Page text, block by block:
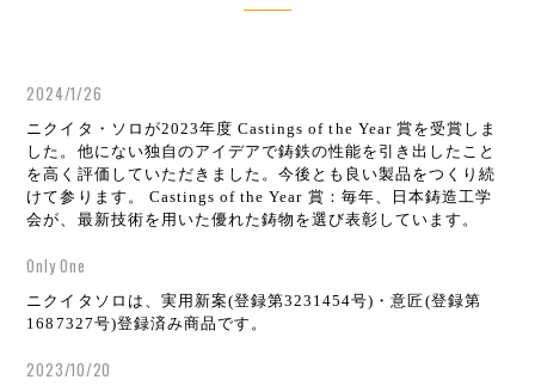
2024/1/26
ニクイタ・ソロが2023年度 Castings of the Year 賞を受賞しま
した。他にない独自のアイデアで鋳鉄の性能を引き出したこと
を高く評価していただきました。今後とも良い製品をつくり続
けて参ります。 Castings of the Year 賞：毎年、日本鋳造工学
会が、最新技術を用いた優れた鋳物を選び表彰しています。
Only One
ニクイタソロは、実用新案(登録第3231454号)・意匠(登録第
1687327号)登録済み商品です。
2023/10/20